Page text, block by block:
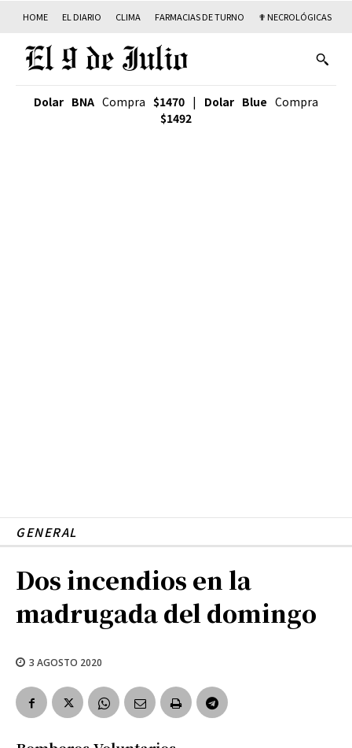
HOME EL DIARIO CLIMA FARMACIAS DE TURNO ✟ NECROLÓGICAS
Dolar BNA Compra $1470 | Dolar Blue Compra
$1492
GENERAL
Dos incendios en la
madrugada del domingo
3 AGOSTO 2020